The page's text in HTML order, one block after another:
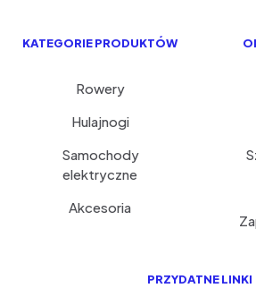
KATEGORIE PRODUKTÓW
Rowery
Hulajnogi
Samochody
elektryczne
Akcesoria
PRZYDATNE LINKI